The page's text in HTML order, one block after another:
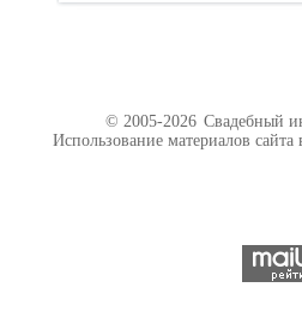
© 2005-2026 Свадебный
Использование материалов